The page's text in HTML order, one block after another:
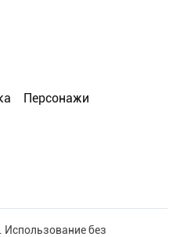
Персонажи
Использование без